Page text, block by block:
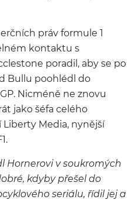
práv formule 1
kontaktu s
poradil, aby se po
Bullu poohlédl do
Nicméně ne znovu
jako šéfa celého
Media, nynější
Hornerovi v soukromých
kdyby přešel do
seriálu, řídil jej a